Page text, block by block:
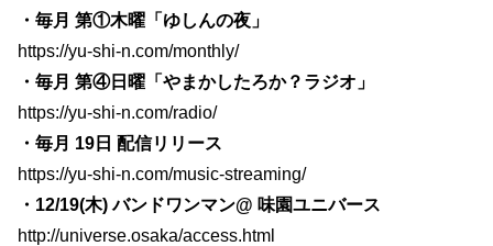
・毎月 第①木曜「ゆしんの夜」
https://yu-shi-n.com/monthly/
・毎月 第④日曜「やまかしたろか？ラジオ」
https://yu-shi-n.com/radio/
・毎月 19日 配信リリース
https://yu-shi-n.com/music-streaming/
・12/19(木) バンドワンマン@ 味園ユニバース
http://universe.osaka/access.html